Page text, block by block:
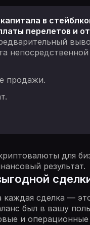
в
перелетов и
продажи.
для
результат.
сделка —
был в вашу
и операционные